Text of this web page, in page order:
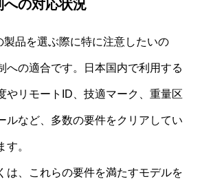
の対応状況
製品を選ぶ際に特に注意したいの
への適合です。日本国内で利用する
やリモートID、技適マーク、重量区
ルなど、多数の要件をクリアしてい
す。
は、これらの要件を満たすモデルを